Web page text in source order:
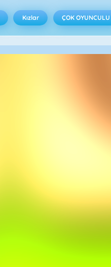
Kızlar ÇOK OYUNCULU